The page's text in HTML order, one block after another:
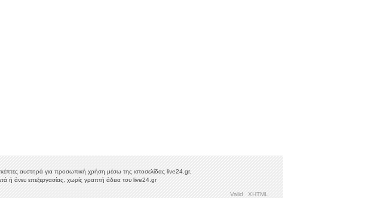
αυστηρά για προσωπική χρήση μέσω της ιστοσελίδας live24.gr.
ή άνευ επεξεργασίας, χωρίς γραπτή άδεια του live24.gr
Valid XHTML